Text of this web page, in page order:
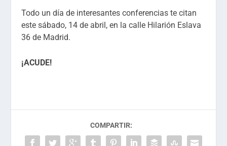
Todo un día de interesantes conferencias te citan
este sábado, 14 de abril, en la calle Hilarión Eslava
36 de Madrid.
¡ACUDE!
COMPARTIR: